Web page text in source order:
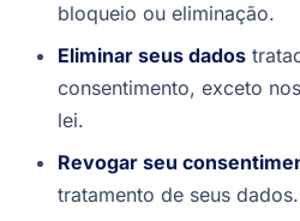
bloqueio ou eliminação.
Eliminar seus dados
consentimento, exceto
lei.
Revogar seu
tratamento de seus dados.